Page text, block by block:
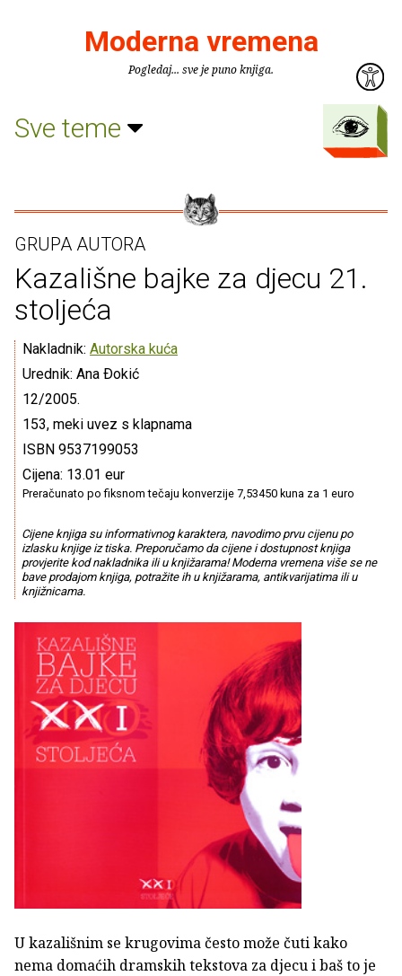
Moderna vremena
Pogledaj... sve je puno knjiga.
Sve teme
GRUPA AUTORA
Kazališne bajke za djecu 21.
stoljeća
Nakladnik: Autorska kuća
Urednik: Ana Ðokić
12/2005.
153, meki uvez s klapnama
ISBN 9537199053
Cijena: 13.01 eur
Preračunato po fiksnom tečaju konverzije 7,53450 kuna za 1 euro
Cijene knjiga su informativnog karaktera, navodimo prvu cijenu po
izlasku knjige iz tiska. Preporučamo da cijene i dostupnost knjiga
provjerite kod nakladnika ili u knjižarama! Moderna vremena više se ne
bave prodajom knjiga, potražite ih u knjižarama, antikvarijatima ili u
knjižnicama.
U kazališnim se krugovima često može čuti kako
nema domaćih dramskih tekstova za djecu i baš to je